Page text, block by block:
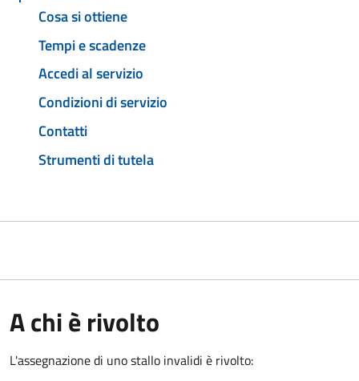
Cosa si ottiene
Tempi e scadenze
Accedi al servizio
Condizioni di servizio
Contatti
Strumenti di tutela
A chi è rivolto
L'assegnazione di uno stallo invalidi è rivolto: